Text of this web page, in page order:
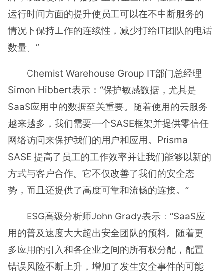
运行时间方面的提升使员工可以在不中断服务的
情况下保持工作的连续性，减少打给IT团队的电话
数量。”
Chemist Warehouse Group IT部门总经理
Simon Hibbert表示：“保护敏感数据，尤其是
SaaS应用中的数据至关重要。随着使用的云服务
越来越多，我们需要一个SASE框架并提供零信任
网络访问来保护我们的用户和应用。Prisma
SASE 提高了员工的工作效率并让我们能够以新的
方式与客户合作。它不仅改善了我们的安全态
势，而且还提供了高度可靠和流畅的连接。”
ESG高级分析师John Grady表示：“SaaS应
用的普及速度大大超出安全团队的预料。随着更
多应用的引入和各企业之间的所有权分配，配置
错误风险不断上升，增加了发生安全事件的可能